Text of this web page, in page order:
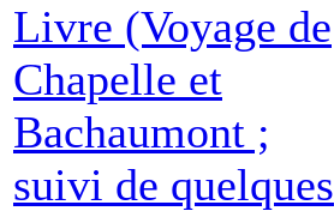
Livre (Voyage de
Chapelle et
Bachaumont ;
suivi de quelques